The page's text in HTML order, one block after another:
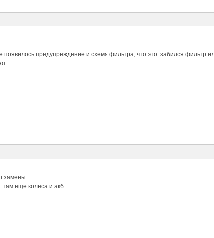
предупреждение и схема фильтра, что это: забился фильтр
замены.
там еще колеса и акб.